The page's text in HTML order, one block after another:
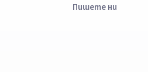
Пишете ни